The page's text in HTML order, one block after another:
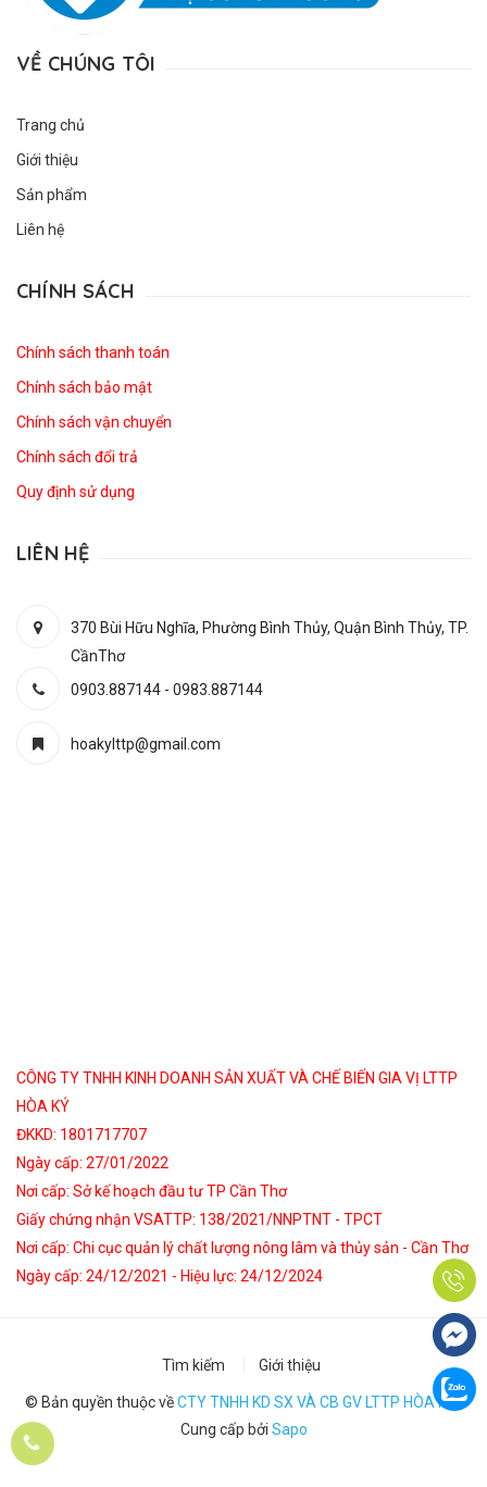
VỀ CHÚNG TÔI
Trang chủ
Giới thiệu
Sản phẩm
Liên hệ
CHÍNH SÁCH
Chính sách thanh toán
Chính sách bảo mật
Chính sách vận chuyển
Chính sách đổi trả
Quy định sử dụng
LIÊN HỆ
370 Bùi Hữu Nghĩa, Phường Bình Thủy, Quận Bình Thủy, TP.
CầnThơ
0903.887144 - 0983.887144
hoakylttp@gmail.com
CÔNG TY TNHH KINH DOANH SẢN XUẤT VÀ CHẾ BIẾN GIA VỊ LTTP
HÒA KÝ
ĐKKD: 1801717707
Ngày cấp: 27/01/2022
Nơi cấp: Sở kế hoạch đầu tư TP Cần Thơ
Giấy chứng nhận VSATTP: 138/2021/NNPTNT - TPCT
Nơi cấp: Chi cục quản lý chất lượng nông lâm và thủy sản - Cần Thơ
Ngày cấp: 24/12/2021 - Hiệu lực: 24/12/2024
Tìm kiếm Giới thiệu
© Bản quyền thuộc vềCTY TNHH KD SX VÀ CB GV LTTP HÒA KÝ|
Cung cấp bởi Sapo